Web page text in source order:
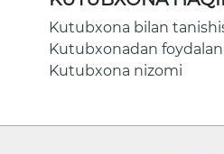
Kutubxona bilan
Kutubxonadan
Kutubxona nizomi